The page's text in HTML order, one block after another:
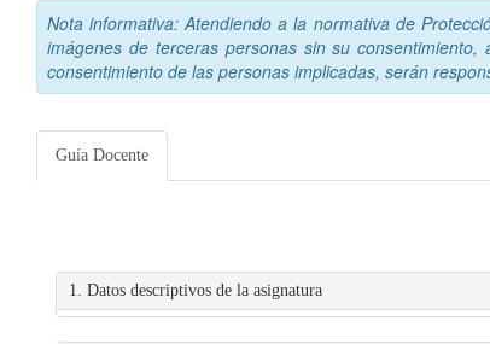
Nota informativa: Atendiendo a la normativa de
imágenes de terceras personas sin su
consentimiento de las personas implicadas, serán
Guía Docente
1. Datos descriptivos de la asignatura